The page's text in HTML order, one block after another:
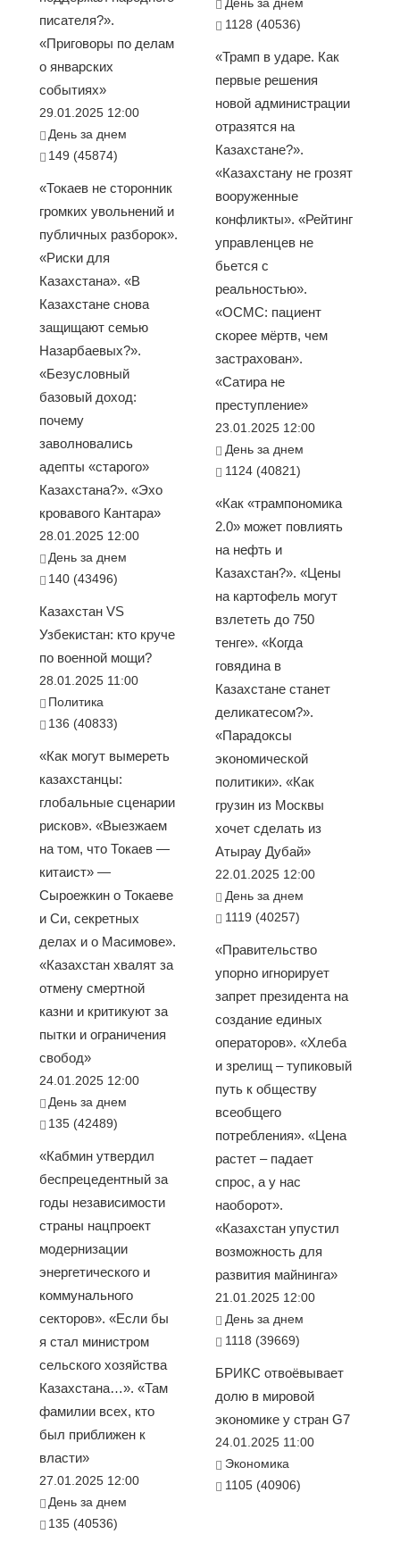
писателя?».
«Приговоры по делам
о январских
событиях»
29.01.2025 12:00
День за днем
149 (45874)
«Токаев не сторонник
громких увольнений и
публичных разборок».
«Риски для
Казахстана». «В
Казахстане снова
защищают семью
Назарбаевых?».
«Безусловный
базовый доход:
почему
заволновались
адепты «старого»
Казахстана?». «Эхо
кровавого Кантара»
28.01.2025 12:00
День за днем
140 (43496)
Казахстан VS
Узбекистан: кто круче
по военной мощи?
28.01.2025 11:00
Политика
136 (40833)
«Как могут вымереть
казахстанцы:
глобальные сценарии
рисков». «Выезжаем
на том, что Токаев —
китаист» —
Сыроежкин о Токаеве
и Си, секретных
делах и о Масимове».
«Казахстан хвалят за
отмену смертной
казни и критикуют за
пытки и ограничения
свобод»
24.01.2025 12:00
День за днем
135 (42489)
«Кабмин утвердил
беспрецедентный за
годы независимости
страны нацпроект
модернизации
энергетического и
коммунального
секторов». «Если бы
я стал министром
сельского хозяйства
Казахстана…». «Там
фамилии всех, кто
был приближен к
власти»
27.01.2025 12:00
День за днем
135 (40536)
1128 (40536)
«Трамп в ударе. Как
первые решения
новой администрации
отразятся на
Казахстане?».
«Казахстану не грозят
вооруженные
конфликты». «Рейтинг
управленцев не
бьется с
реальностью».
«ОСМС: пациент
скорее мёртв, чем
застрахован».
«Сатира не
преступление»
23.01.2025 12:00
День за днем
1124 (40821)
«Как «трампономика
2.0» может повлиять
на нефть и
Казахстан?». «Цены
на картофель могут
взлететь до 750
тенге». «Когда
говядина в
Казахстане станет
деликатесом?».
«Парадоксы
экономической
политики». «Как
грузин из Москвы
хочет сделать из
Атырау Дубай»
22.01.2025 12:00
День за днем
1119 (40257)
«Правительство
упорно игнорирует
запрет президента на
создание единых
операторов». «Хлеба
и зрелищ – тупиковый
путь к обществу
всеобщего
потребления». «Цена
растет – падает
спрос, а у нас
наоборот».
«Казахстан упустил
возможность для
развития майнинга»
21.01.2025 12:00
День за днем
1118 (39669)
БРИКС отвоёвывает
долю в мировой
экономике у стран G7
24.01.2025 11:00
Экономика
1105 (40906)